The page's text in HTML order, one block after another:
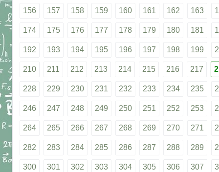
156 157 158 159 160 161 162 163
174 175 176 177 178 179 180 181
192 193 194 195 196 197 198 199
210 211 212 213 214 215 216 217
228 229 230 231 232 233 234 235
246 247 248 249 250 251 252 253
264 265 266 267 268 269 270 271
282 283 284 285 286 287 288 289
300 301 302 303 304 305 306 307